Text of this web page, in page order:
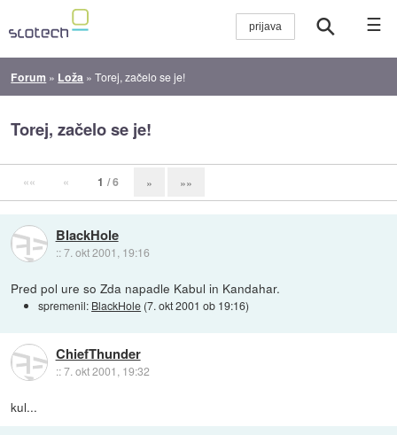
☰
Forum » Loža »Torej, začelo se je!
Torej, začelo se je!
«« « 1 / 6 » »»
BlackHole
::7. okt 2001, 19:16
Pred pol ure so Zda napadle Kabul in Kandahar.
spremenil: BlackHole (7. okt 2001 ob 19:16)
ChiefThunder
::7. okt 2001, 19:32
kul...